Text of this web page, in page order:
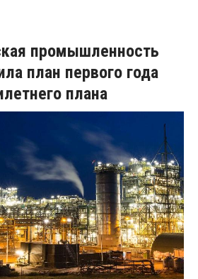
промышленность
план первого года
плана